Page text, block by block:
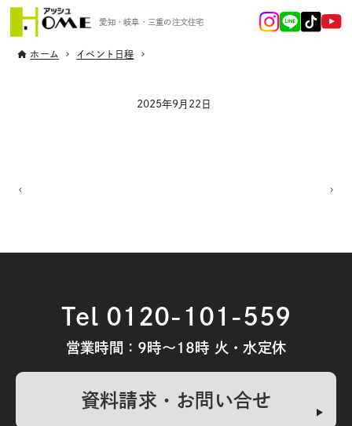
愛知・岐阜・三重の注文住宅
ホーム イベント日程
2025年9月22日
Tel 0120-101-559
営業時間：9時～18時 火・水定休
資料請求・お問い合せ